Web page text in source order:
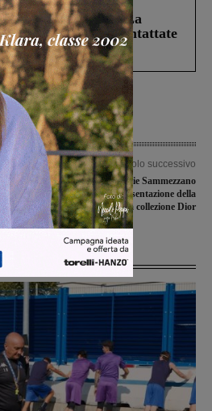
di Miah Billal. La
di avvistamento contattate
Articolo successivo
Matteo Garrone sceglie Sammezzano
per girare il film di presentazione della
nuova collezione Dior